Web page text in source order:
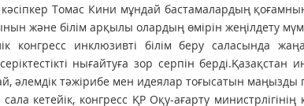
кәсіпкер Томас Кини мұндай бастамалардың
және білім арқылы олардың өмірін жеңілдету
конгресс инклюзивті білім беру саласында
нығайтуға зор серпін
әлемдік тәжірибе мен идеялар тоғысатын
сала кетейік, конгресс ҚР Оқу-ағарту